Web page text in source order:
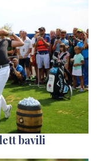
bavili